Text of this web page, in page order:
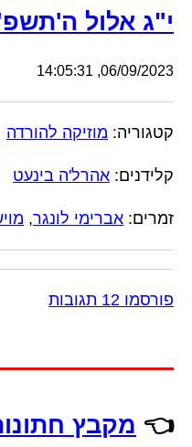
י"ג אלול
06/09/2023, 14:05:31
קטגוריה: מוזיקה להורדה
קלידנים: אהרל'ה בינעט
זמרים: אברימי לונגר,
פורסמו 12 תגובות
👈 מקבץ